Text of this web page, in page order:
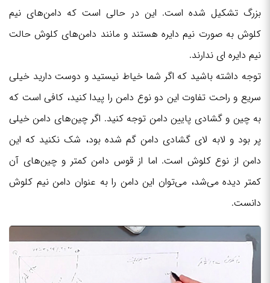
بزرگ تشکیل شده است. این در حالی است که دامن‌های نیم
کلوش به صورت نیم دایره هستند و مانند دامن‌های کلوش حالت
نیم دایره ای ندارند.
توجه داشته باشید که اگر شما خیاط نیستید و دوست دارید خیلی
سریع و راحت تفاوت این دو نوع دامن را پیدا کنید، کافی است که
به چین و گشادی پایین دامن توجه کنید. اگر چین‌های دامن خیلی
پر بود و لابه لای گشادی دامن گم شده بود، شک نکنید که این
دامن از نوع کلوش است. اما از قوس دامن کمتر و چین‌های آن
کمتر دیده می‌شد، می‌توان این دامن را به عنوان دامن نیم کلوش
دانست.